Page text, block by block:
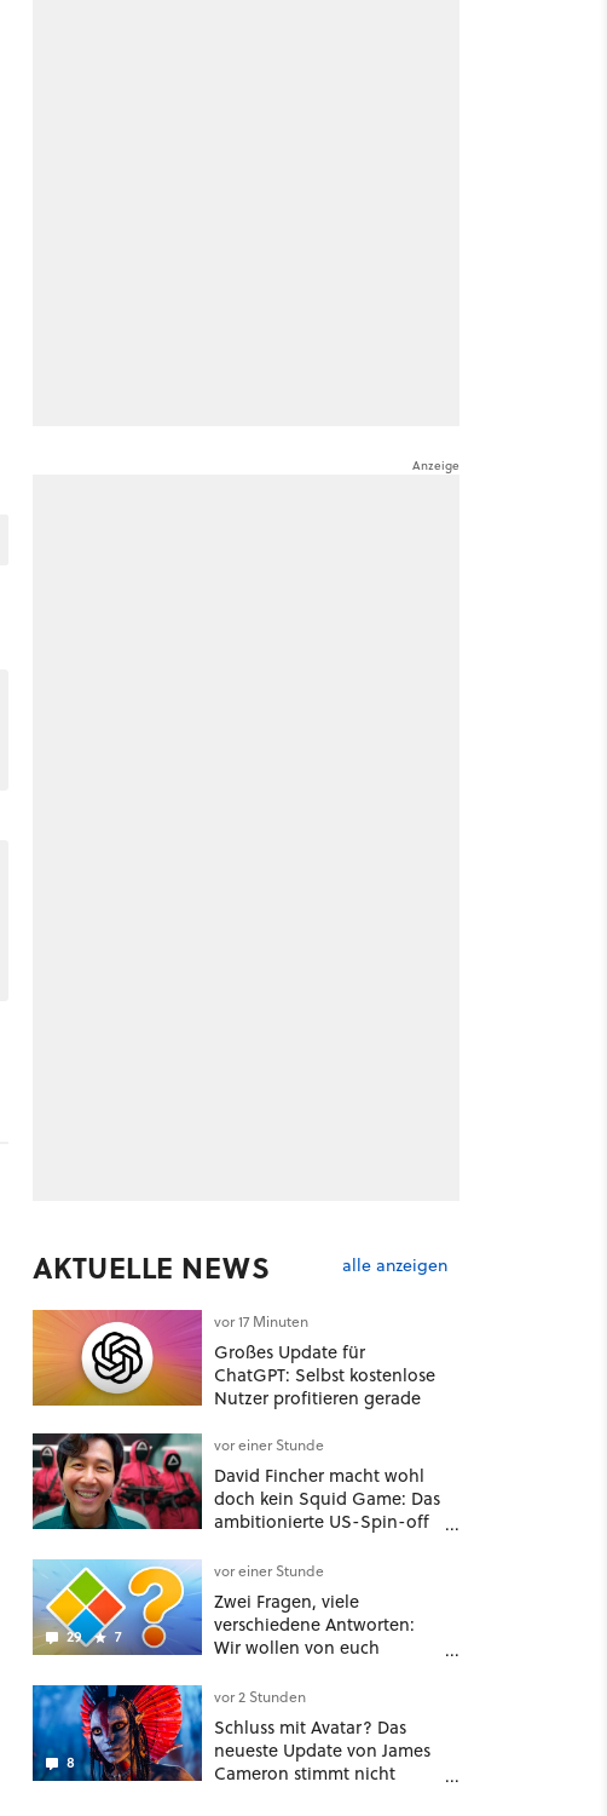
AKTUELLE NEWS alle anzeigen
vor 17 Minuten
Großes Update für
ChatGPT: Selbst kostenlose
Nutzer profitieren gerade
vor einer Stunde
David Fincher macht wohl
doch kein Squid Game: Das
ambitionierte US-Spin-off
29 7
vor einer Stunde
Zwei Fragen, viele
verschiedene Antworten:
Wir wollen von euch
euer Windows ist
8
vor 2 Stunden
Schluss mit Avatar? Das
neueste Update von James
Cameron stimmt nicht